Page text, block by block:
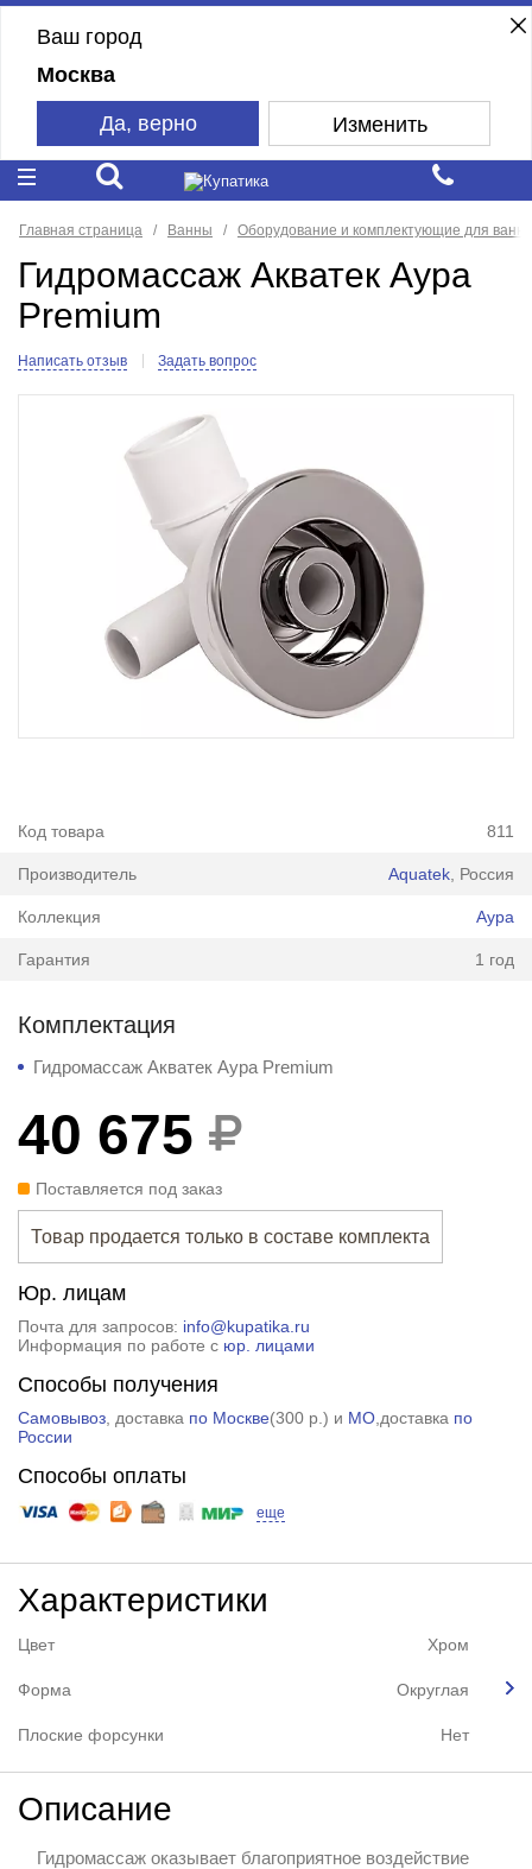
Ваш город
Москва
Да, верно Изменить
Главная страница Ванны Оборудование и комплектующие для ванн
Гидромассаж Акватек Аура
Premium
Написать отзыв Задать вопрос
Код товара 811
Производитель Aquatek , Россия
Коллекция Аура
Гарантия 1 год
Комплектация
Гидромассаж Акватек Аура Premium
40 675
Поставляется под заказ
Товар продается только в составе комплекта
Юр. лицам
Почта для запросов: info@kupatika.ru
Информация по работе с юр. лицами
Способы получения
Самовывоз, доставка по Москве(300 р. ) и МО,доставка по
России
Способы оплаты
еще
Характеристики
Цвет Хром
Форма Округлая
Плоские форсунки Нет
Описание
Гидромассаж оказывает благоприятное воздействие